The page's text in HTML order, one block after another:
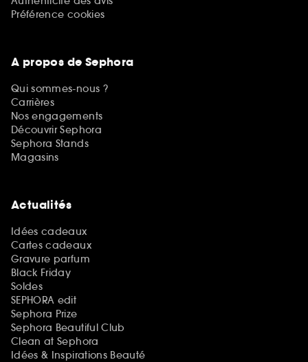
Préférence cookies
A propos de Sephora
Qui sommes-nous ?
Carrières
Nos engagements
Découvrir Sephora
Sephora Stands
Magasins
Actualités
Idées cadeaux
Cartes cadeaux
Gravure parfum
Black Friday
Soldes
SEPHORA edit
Sephora Prize
Sephora Beautiful Club
Clean at Sephora
Idées & Inspirations Beauté